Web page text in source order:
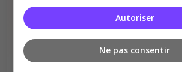
Il n'y a pas encore d'avis
Qualité
Staff du
Autoriser
Ne pas consentir